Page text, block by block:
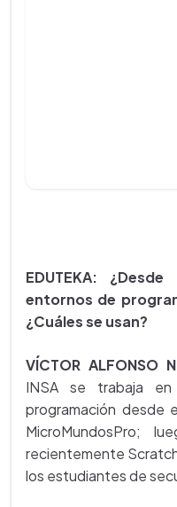
EDUTEKA:
entornos de
¿Cuáles se usan?
VÍCTOR ALFONSO
INSA se trabaja
programación desde
MicroMundosPro;
recientemente
los estudiantes de